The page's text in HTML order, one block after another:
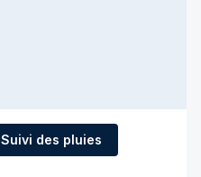
Suivi des pluies